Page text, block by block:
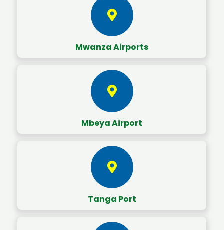
Mwanza Airports
Mbeya Airport
Tanga Port